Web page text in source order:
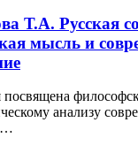
Т.А. Русская
мысль и
анализу